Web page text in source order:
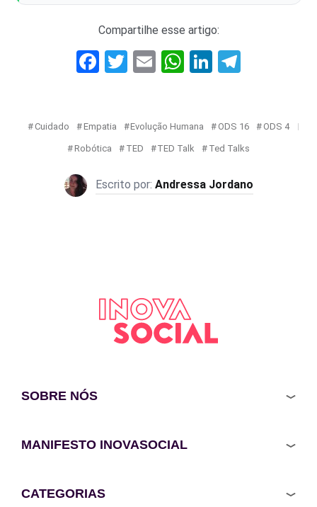
Compartilhe esse artigo:
Facebook
Twitter
EmailWhatsApp
LinkedIn
Cuidado Empatia Evolução Humana ODS 16 ODS 4
Robótica TED TED Talk Ted Talks
Andressa Jordano
SOBRE NÓS
MANIFESTO INOVASOCIAL
CATEGORIAS